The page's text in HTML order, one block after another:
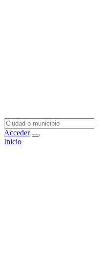
Acceder
Inicio